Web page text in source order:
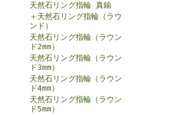
天然石リング指輪 真鍮
＋天然石リング指輪（ラウ
ンド）
天然石リング指輪（ラウン
ド2mm）
天然石リング指輪（ラウン
ド3mm）
天然石リング指輪（ラウン
ド4mm）
天然石リング指輪（ラウン
ド5mm）